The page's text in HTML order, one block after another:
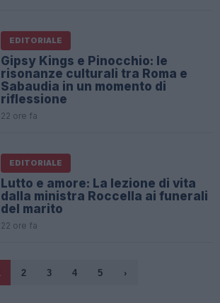
EDITORIALE
Gipsy Kings e Pinocchio: le
risonanze culturali tra Roma e
Sabaudia in un momento di
riflessione
22 ore fa
EDITORIALE
Lutto e amore: La lezione di vita
dalla ministra Roccella ai funerali
del marito
22 ore fa
2 3 4 5 ›